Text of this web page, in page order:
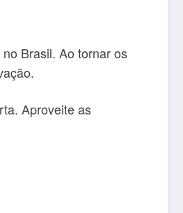
Brasil. Ao tornar os
Aproveite as